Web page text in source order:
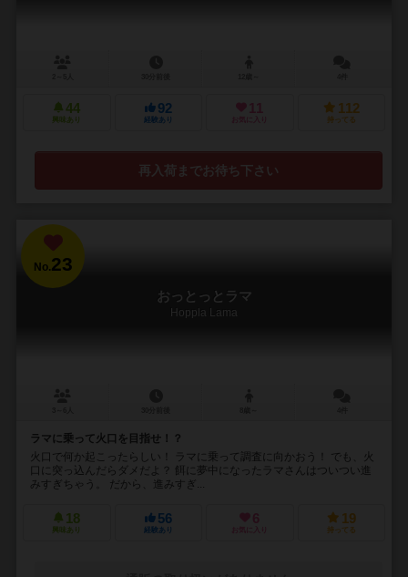
44
興味あり
92
経験あり
11
お気に入り
112
持ってる
再入荷までお待ち下さい
No.23
おっとっとラマ
Hoppla Lama
ラマに乗って火口を目指せ！？
火口で何か起こったらしい！ ラマに乗って調査に向かおう！ でも、火
口に突っ込んだらダメだよ？ 餌に夢中になったラマさんはついつい進
みすぎちゃう。 だから、進みすぎ...
18
興味あり
56
経験あり
6
お気に入り
19
持ってる